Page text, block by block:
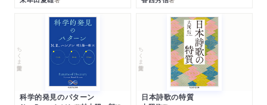
ちくま学芸文庫
科学的発見のパターン
ちくま学芸文庫
日本詩歌の特質